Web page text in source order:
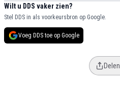
Wilt u DDS vaker zien?
Stel DDS in als voorkeursbron op Google.
Voeg DDS toe op Google